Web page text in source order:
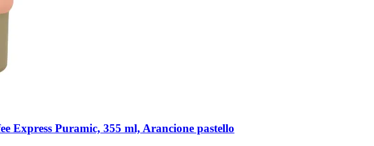
Express Puramic, 355 ml, Arancione pastello